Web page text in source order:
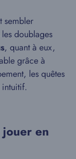
sembler
doublages
, quant à eux,
grâce à
les quêtes
jouer en